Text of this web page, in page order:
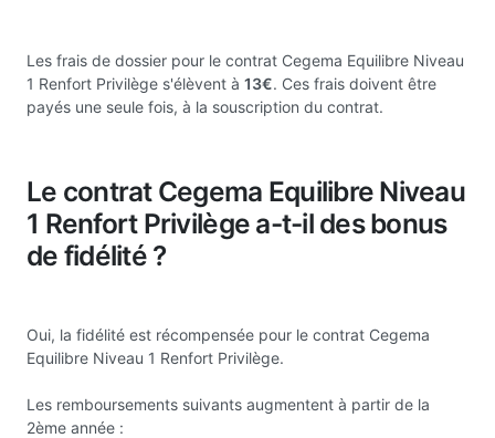
Les frais de dossier pour le contrat Cegema Equilibre Niveau
1 Renfort Privilège s'élèvent à 13€. Ces frais doivent être
payés une seule fois, à la souscription du contrat.
Le contrat Cegema Equilibre Niveau
1 Renfort Privilège a-t-il des bonus
de fidélité ?
Oui, la fidélité est récompensée pour le contrat Cegema
Equilibre Niveau 1 Renfort Privilège.
Les remboursements suivants augmentent à partir de la
2ème année :